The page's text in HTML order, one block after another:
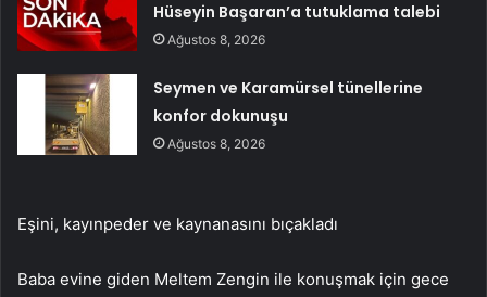
Hüseyin Başaran’a tutuklama talebi
Ağustos 8, 2026
Seymen ve Karamürsel tünellerine
konfor dokunuşu
Ağustos 8, 2026
Eşini, kayınpeder ve kaynanasını bıçakladı
Baba evine giden Meltem Zengin ile konuşmak için gece